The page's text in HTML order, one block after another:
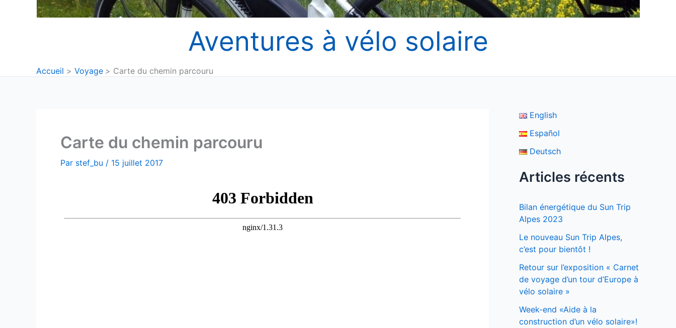
Aventures à vélo solaire
Accueil Voyage Carte du chemin parcouru
Carte du chemin parcouru
Par stef_bu / 15 juillet 2017
English
Español
Deutsch
Articles récents
Bilan énergétique du Sun Trip
Alpes 2023
Le nouveau Sun Trip Alpes,
c’est pour bientôt !
Retour sur l’exposition « Carnet
de voyage d’un tour d’Europe à
vélo solaire »
Week-end «Aide à la
construction d’un vélo solaire»!